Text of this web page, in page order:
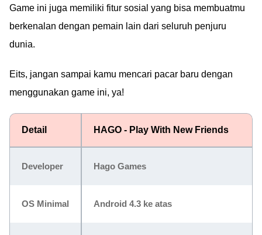
Game ini juga memiliki fitur sosial yang bisa membuatmu
berkenalan dengan pemain lain dari seluruh penjuru
dunia.
Eits, jangan sampai kamu mencari pacar baru dengan
menggunakan game ini, ya!
Detail HAGO - Play With New Friends
Developer Hago Games
OS Minimal Android 4.3 ke atas